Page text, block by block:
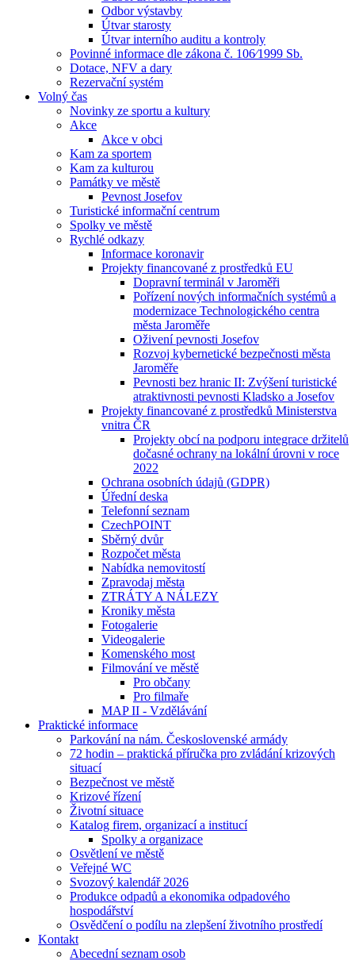
Odbor výstavby
Útvar starosty
Útvar interního auditu a kontroly
Povinné informace dle zákona č. 106⁄1999 Sb.
Dotace, NFV a dary
Rezervační systém
Volný čas
Novinky ze sportu a kultury
Akce
Akce v obci
Kam za sportem
Kam za kulturou
Památky ve městě
Pevnost Josefov
Turistické informační centrum
Spolky ve městě
Rychlé odkazy
Informace koronavir
Projekty financované z prostředků EU
Dopravní terminál v Jaroměři
Pořízení nových informačních systémů a
modernizace Technologického centra
města Jaroměře
Oživení pevnosti Josefov
Rozvoj kybernetické bezpečnosti města
Jaroměře
Pevnosti bez hranic II: Zvýšení turistické
atraktivnosti pevnosti Kladsko a Josefov
Projekty financované z prostředků Ministerstva
vnitra ČR
Projekty obcí na podporu integrace držitelů
dočasné ochrany na lokální úrovni v roce
2022
Ochrana osobních údajů (GDPR)
Úřední deska
Telefonní seznam
CzechPOINT
Sběrný dvůr
Rozpočet města
Nabídka nemovitostí
Zpravodaj města
ZTRÁTY A NÁLEZY
Kroniky města
Fotogalerie
Videogalerie
Komenského most
Filmování ve městě
Pro občany
Pro filmaře
MAP II - Vzdělávání
Praktické informace
Parkování na nám. Československé armády
72 hodin – praktická příručka pro zvládání krizových
situací
Bezpečnost ve městě
Krizové řízení
Životní situace
Katalog firem, organizací a institucí
Spolky a organizace
Osvětlení ve městě
Veřejné WC
Svozový kalendář 2026
Produkce odpadů a ekonomika odpadového
hospodářství
Osvědčení o podílu na zlepšení životního prostředí
Kontakt
Abecední seznam osob